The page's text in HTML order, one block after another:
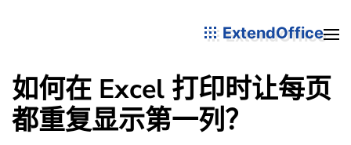
ExtendOffice
如何在 Excel 打印时让每页
都重复显示第一列？